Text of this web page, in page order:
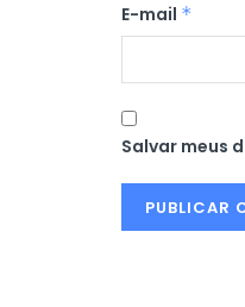
E-mail *
Salvar meus